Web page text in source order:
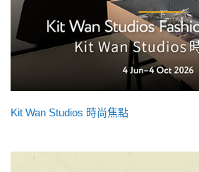
Kit Wan Studios 時尚焦點